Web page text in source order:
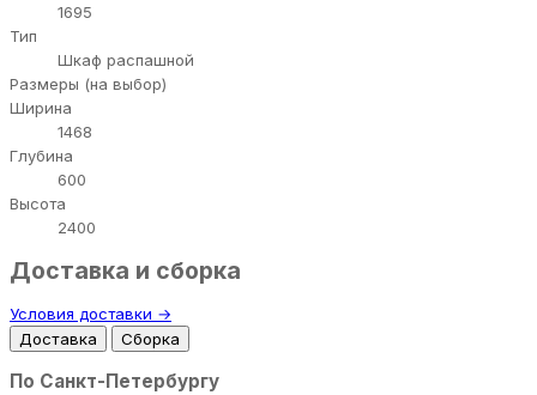
1695
Тип
Шкаф распашной
Размеры (на выбор)
Ширина
1468
Глубина
600
Высота
2400
Доставка и сборка
Условия доставки →
Доставка
Сборка
По Санкт-Петербургу